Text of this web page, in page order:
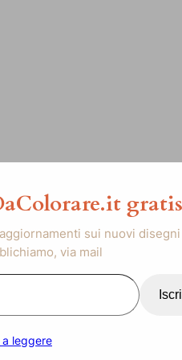
gratis
sui nuovi disegni
via mail
leggere